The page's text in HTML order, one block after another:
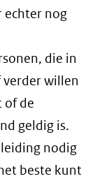
echter nog
die in
willen
of de
geldig is.
nodig
beste kunt